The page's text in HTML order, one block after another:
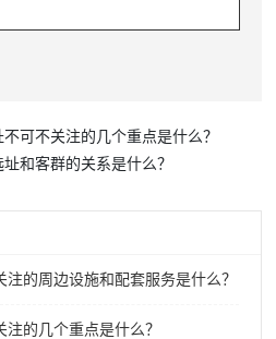
可不关注的几个重点是什么？
和客群的关系是什么？
的周边设施和配套服务是什么？
的几个重点是什么？